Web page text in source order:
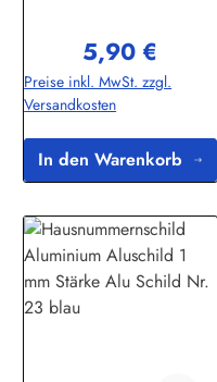
Binikowski e.K.Meddenwarf
1a22457
Hamburginfo@buddel.de
Regulärer Preis:
5,90 €
Preise inkl. MwSt. zzgl.
Versandkosten
In den Warenkorb